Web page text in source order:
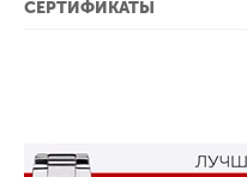
СЕРТИФИКАТЫ